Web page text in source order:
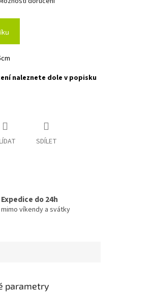
naleznete dole v popisku
SDÍLET
Expedice do 24h
mimo víkendy a svátky
parametry